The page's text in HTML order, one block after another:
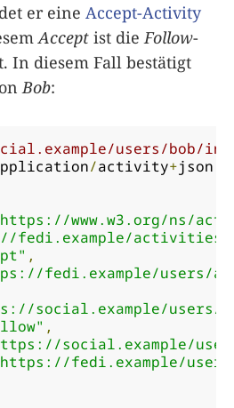
er eine Accept-Activity
Accept ist die Follow-
In diesem Fall bestätigt
Bob:
users/bob/
/activity+json
www.w3.org/ns/
fedi.example/activities/
,
fedi.example/users/
social.example/
,
social.example/
fedi.example/